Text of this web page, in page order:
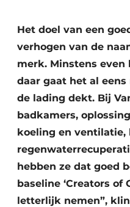
Het doel van een
verhogen van de
merk. Minstens even
daar gaat het al
de lading dekt. Bij
badkamers,
koeling en ventilatie,
hebben ze dat goed
baseline ‘Creators of
letterlijk nemen”,